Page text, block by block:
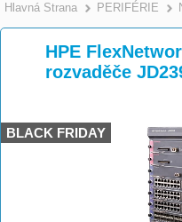
Hlavná Strana PERIFÉRIE
HPE
rozvaděče
BLACK FRIDAY